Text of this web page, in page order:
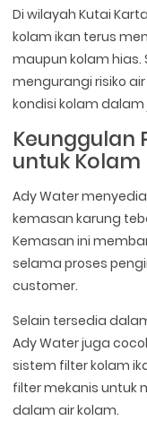
Di wilayah Kutai
kolam ikan terus
maupun kolam
mengurangi risiko
kondisi kolam
Keunggulan
untuk Kolam
Ady Water
kemasan karung
Kemasan ini
selama proses
customer.
Selain tersedia
Ady Water juga
sistem filter kolam
filter mekanis untuk
dalam air kolam.